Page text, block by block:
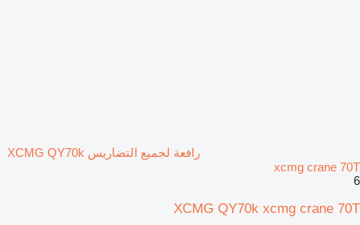
رافعة لجميع التضاريس XCMG QY70k
xcmg crane 70T
6
XCMG QY70k xcmg crane 70T